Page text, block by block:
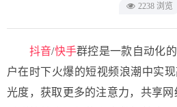
2238 浏览
抖音/快手群控是一款自动化
户在时下火爆的短视频浪潮中实
光度，获取更多的注意力，共享